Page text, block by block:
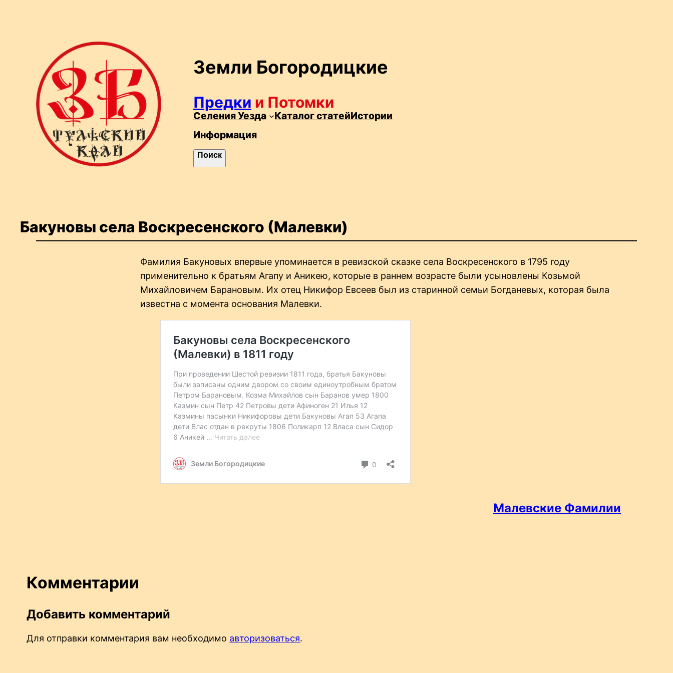
Земли Богородицкие
Предки и Потомки
Селения Уезда Каталог статейИстории
Информация
П
о
Поиск
Бакуновы села Воскресенского (Малевки)
Фамилия Бакуновых впервые упоминается в ревизской сказке села Воскресенского в 1795 году
применительно к братьям Агапу и Аникею, которые в раннем возрасте были усыновлены Козьмой
Михайловичем Барановым. Их отец Никифор Евсеев был из старинной семьи Богданевых, которая была
известна с момента основания Малевки.
Малевские Фамилии
Комментарии
Добавить комментарий
Для отправки комментария вам необходимо авторизоваться.